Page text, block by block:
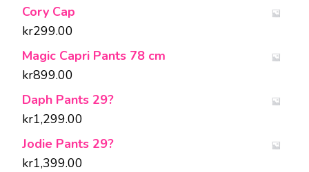
Cory Cap
kr299.00
Magic Capri Pants 78 cm
kr899.00
Daph Pants 29?
kr1,299.00
Jodie Pants 29?
kr1,399.00